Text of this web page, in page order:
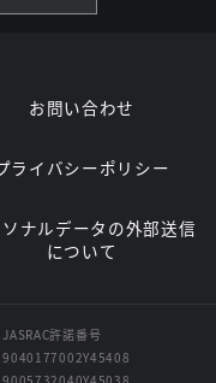
お問い合わせ
ライバシーポリシー
ナルデータの外部送信
について
JASRAC許諾番号
9040177002Y45408